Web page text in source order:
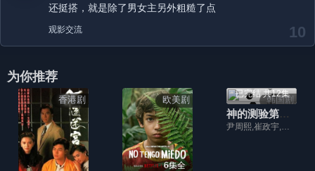
10
还挺搭，就是除了男女主另外粗糙了点
观影交流
为你推荐
香港剧 欧美剧
6集全
韩国剧
已完结 共12集
神的测验第二季
尹周熙,崔政宇,柳德焕